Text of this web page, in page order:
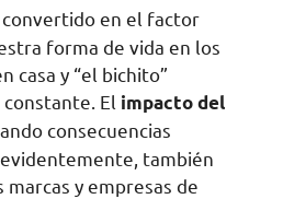
convertido en el factor
forma de vida en los
casa y “el bichito”
El impacto del
consecuencias
también
y empresas de